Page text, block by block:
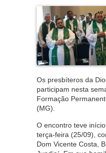
Os presbíteros da
participam nesta
Formação
(MG).
O encontro teve
terça-feira (25/09),
Dom Vicente Costa,